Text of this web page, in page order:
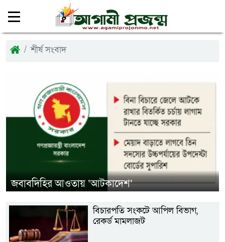
শীর্ষ সংবাদ
জবাবদিহির আওতায় ‘আটকাদেশ’
বিচারপতি সংকটে আপিল বিভাগ,
রেকর্ড মামলাজট